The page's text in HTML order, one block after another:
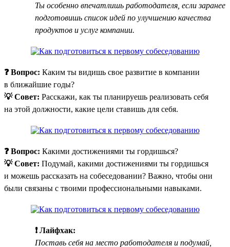
Ты особенно впечатлишь работодателя, если заранее
подготовишь список идей по улучшению качества
продуктов и услуг компании.
❓ Вопрос: Каким ты видишь свое развитие в компании
в ближайшие годы?
💡 Совет: Расскажи, как ты планируешь реализовать себя
на этой должности, какие цели ставишь для себя.
❓ Вопрос: Какими достижениями ты гордишься?
💡 Совет: Подумай, какими достижениями ты гордишься
и можешь рассказать на собеседовании? Важно, чтобы они
были связаны с твоими профессиональными навыками.
❗ Лайфхак:
Поставь себя на место работодателя и подумай,